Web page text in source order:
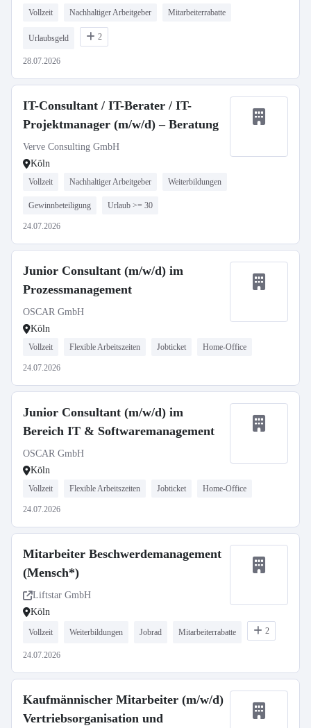
Vollzeit Nachhaltiger Arbeitgeber Mitarbeiterrabatte
Urlaubsgeld 2
28.07.2026
IT-Consultant / IT-Berater / IT-
Projektmanager (m/w/d) – Beratung
Verve Consulting GmbH
Köln
Vollzeit Nachhaltiger Arbeitgeber Weiterbildungen
Gewinnbeteiligung Urlaub >= 30
24.07.2026
Junior Consultant (m/w/d) im
Prozessmanagement
OSCAR GmbH
Köln
Vollzeit Flexible Arbeitszeiten Jobticket Home-Office
24.07.2026
Junior Consultant (m/w/d) im
Bereich IT & Softwaremanagement
OSCAR GmbH
Köln
Vollzeit Flexible Arbeitszeiten Jobticket Home-Office
24.07.2026
Mitarbeiter Beschwerdemanagement
(Mensch*)
Liftstar GmbH
Köln
Vollzeit Weiterbildungen Jobrad Mitarbeiterrabatte 2
24.07.2026
Kaufmännischer Mitarbeiter (m/w/d)
Vertriebsorganisation und